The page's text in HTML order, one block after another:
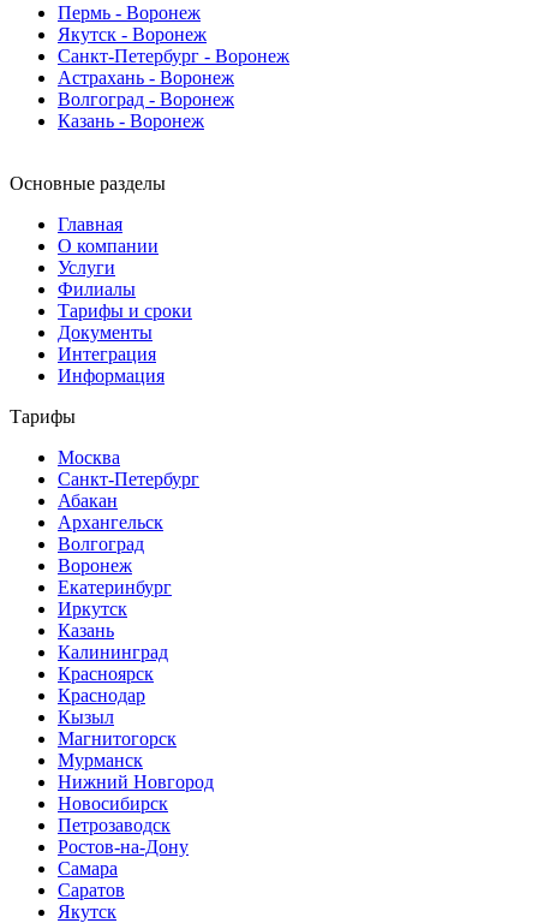
Пермь - Воронеж
Якутск - Воронеж
Санкт-Петербург - Воронеж
Астрахань - Воронеж
Волгоград - Воронеж
Казань - Воронеж
Основные разделы
Главная
О компании
Услуги
Филиалы
Тарифы и сроки
Документы
Интеграция
Информация
Тарифы
Москва
Санкт-Петербург
Абакан
Архангельск
Волгоград
Воронеж
Екатеринбург
Иркутск
Казань
Калининград
Красноярск
Краснодар
Кызыл
Магнитогорск
Мурманск
Нижний Новгород
Новосибирск
Петрозаводск
Ростов-на-Дону
Самара
Саратов
Якутск